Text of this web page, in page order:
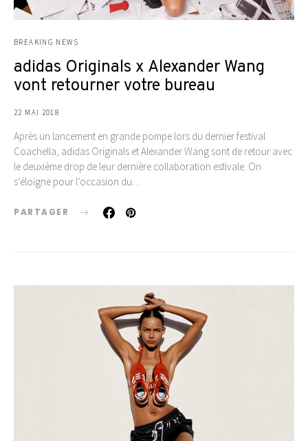
BREAKING NEWS
adidas Originals x Alexander Wang
vont retourner votre bureau
22 MAI 2018
Après un lancement en grande pompe lors du dernier festival
Coachella, adidas Originals et Alexander Wang sont de retour avec
le deuxième drop de leur dernière collaboration estivale. On
s’éloigne pour l’occasion du…
PARTAGER